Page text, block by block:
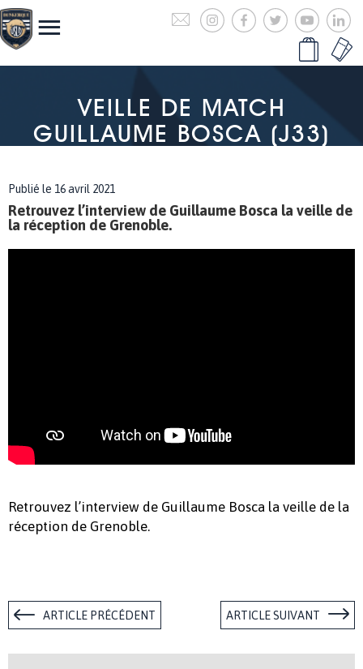
VEILLE DE MATCH
GUILLAUME BOSCA (J33)
Publié le 16 avril 2021
Retrouvez l’interview de Guillaume Bosca la veille de
la réception de Grenoble.
Retrouvez l’interview de Guillaume Bosca la veille de la
réception de Grenoble.
ARTICLE PRÉCÉDENT ARTICLE SUIVANT